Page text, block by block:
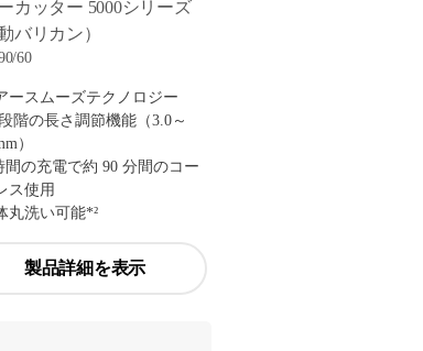
カッター 5000シリーズ
バリカン）
60
ースムーズテクノロジー
階の長さ調節機能（3.0～
）
間の充電で約 90 分間のコー
ス使用
丸洗い可能*²
製品詳細を表示